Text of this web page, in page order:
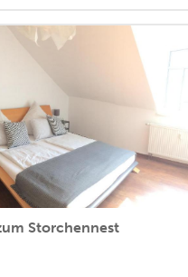
Storchennest